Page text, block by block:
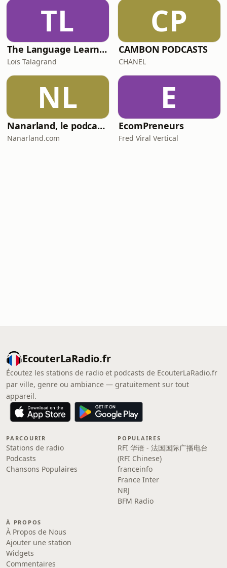
TL
The Language Learner
Loïs Talagrand
CP
CAMBON PODCASTS
CHANEL
NL
Nanarland, le podcast - Les mauvais films sympathiques en audio
Nanarland.com
E
EcomPreneurs
Fred Viral Vertical
EcouterLaRadio.fr
Écoutez les stations de radio et podcasts de EcouterLaRadio.fr
par ville, genre ou ambiance — gratuitement sur tout
appareil.
PARCOURIR
Stations de radio
Podcasts
Chansons Populaires
POPULAIRES
RFI 华语 - 法国国际广播电台
(RFI Chinese)
franceinfo
France Inter
NRJ
BFM Radio
À PROPOS
À Propos de Nous
Ajouter une station
Widgets
Commentaires